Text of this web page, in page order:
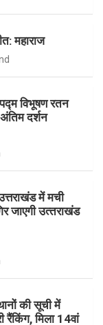
eमहाराज
विभूषण रतन
दर्शन
में मची
जाएगी उत्‍तराखंड
की सूची में
मिला 14वां